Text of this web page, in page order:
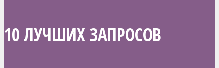
10 ЛУЧШИХ ЗАПРОСОВ